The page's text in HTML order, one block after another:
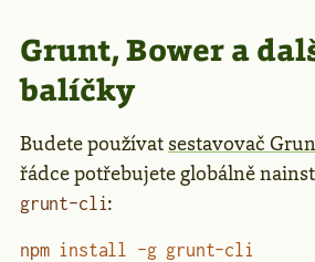
Grunt, Bower a
balíčky
Budete používat sestavovač
řádce potřebujete globálně
grunt-cli:
npm install -g grunt-cli